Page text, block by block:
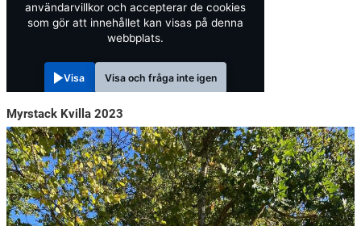
användarvillkor och accepterar de cookies
som gör att innehållet kan visas på denna
webbplats.
Visa Visa och fråga inte igen
Myrstack Kvilla 2023